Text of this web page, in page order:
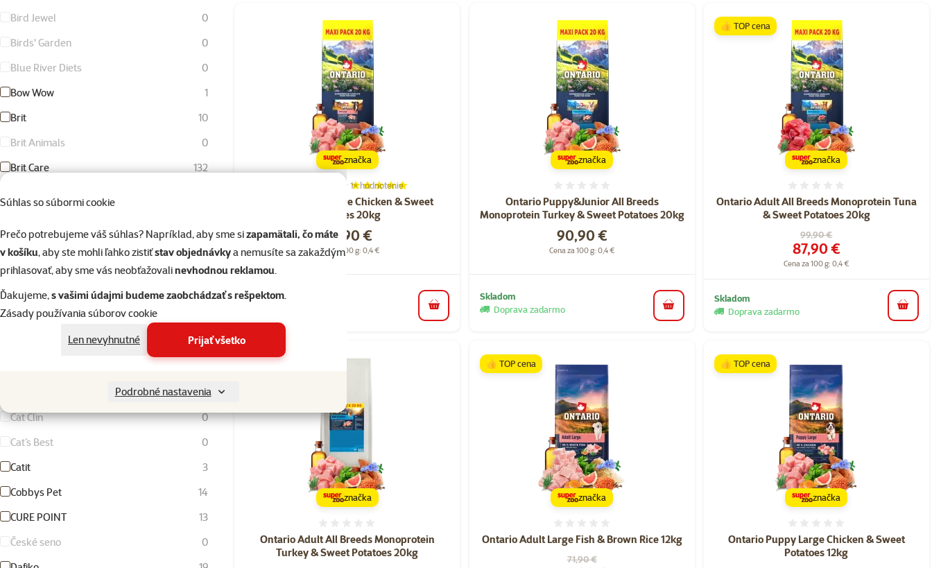
Súhlas so súbormi cookie
Prečo potrebujeme váš súhlas? Napríklad, aby sme sizapamätali, čo máte
v košíku, aby ste mohli ľahko zistiťstav objednávkya nemusíte sa zakaždým
prihlasovať, aby sme vás neobťažovalinevhodnou reklamou.
Ďakujeme,s vašimi údajmi budeme zaobchádzať s rešpektom.
Zásady používania súborov cookie
Len nevyhnutné
Prijať všetko
Podrobné nastavenia
Bird Jewel
0
Birds' Garden
0
Blue River Diets
0
Bow Wow
1
Brit
10
Brit Animals
0
Brit Care
132
Brit Premium
8
Brit Premium by Nature
52
Busy Buddy
3
Calibra
0
129
Cat Clin
0
Cat´s Best
0
Catit
3
Cobbys Pet
14
CURE POINT
13
České seno
0
Ontario Adult Large Chicken & Sweet
Potatoes 20kg
Hodnotenie 100%, počet hodnotení: 1
1×hodnotenie
Cena
84,90 €
Cena za 100 g: 0,4 €
značka
Skladom
do košíka
Ontario Puppy&Junior All Breeds
Monoprotein Turkey & Sweet Potatoes 20kg
Cena
90,90 €
Cena za 100 g: 0,4 €
značka
Skladom
Doprava zadarmo
do košíka
Ontario Adult All Breeds Monoprotein Tuna
& Sweet Potatoes 20kg
Pôvodná cena
99,90 €
Cena
87,90 €
Cena za 100 g: 0,4 €
👍 TOP cena
značka
Skladom
Doprava zadarmo
do
Ontario Adult All Breeds Monoprotein
Turkey & Sweet Potatoes 20kg
👍 TOP cena
značka
Ontario Adult Large Fish & Brown Rice 12kg
Pôvodná cena
71,90 €
👍 TOP cena
značka
Ontario Puppy Large Chicken & Sweet
Potatoes 12kg
👍 TOP cena
značka